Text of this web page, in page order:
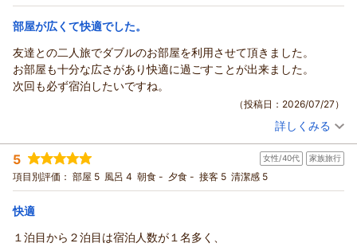
いいただけるような工夫や改善に努めてまいります。
最後になりますが、お忙しい中ご投稿いただきありがとうござ
またのお越しをスタッフ一同心よりお待ちしております。
フロント 寺田
支配人
（返信日：2026/07/30）
宿泊価格帯： 6,001～7,000円(大人一人あたり/税込)
この度はリッチモンドホテル長崎思案橋をご利用いただきまし
て誠にありがとうございます。
お客様が仰る通り、私どものホテルは繁華街の中にあるためお
食事を外でされたあとすぐホテルに戻れるという便利な立地に
お客様に満足いただけたようで安心いたしました。
また私どものホテルの朝食は長崎名物の皿うどんやハトシ、角
煮まんじゅうやカステラなどはもちろん、和洋に富んだ温冷惣
菜を数多く取り揃えております。
さらに夏限定でカレーフェアも開催中でこちらも大変好評を得
部屋が広くて快適でした。
友達との二人旅でダブルのお部屋を利用させて頂きました。
お部屋も十分な広さがあり快適に過ごすことが出来ました。
次回も必ず宿泊したいですね。
（投稿日：2026/07/27）
投稿者： 森やんさん(男性/50代)
宿泊プラン： 【シンプルステイ】素泊まり 食事なし
宿泊価格帯： 5,001～6,000円(大人一人あたり/税込)
リッチモンドホテル長崎思案橋からの返信
この度はリッチモンドホテル長崎思案橋をご利用いただきまし
詳しくみる
5 女性/40代 家族旅行
項目別評価： 部屋 5 風呂 4 朝食 - 夕食 - 接客 5 清潔感 5
快適
１泊目から２泊目は宿泊人数が１名多く、